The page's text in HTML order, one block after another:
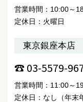
営業時間：10:00～
定休日：火曜日
東京銀座本店
☎ 03-5579-
営業時間：11:00～
定休日：なし（年末